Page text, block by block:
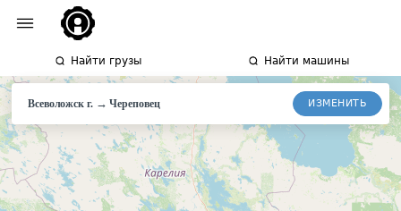
Найти грузы Найти машины
Всеволожск г.→Череповец ИЗМЕНИТЬ